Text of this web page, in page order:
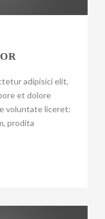
adipisici elit,
et dolore
voluntate liceret:
prodita